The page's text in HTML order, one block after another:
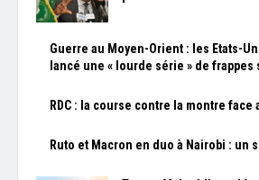
Guerre au Moyen-Orient : les Etats-
lancé une « lourde série » de frappes
RDC : la course contre la montre face
Ruto et Macron en duo à Nairobi : un